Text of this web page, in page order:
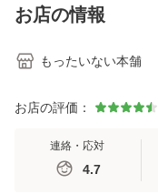
恵 藤本幸三 / 南江
堂 [単行
お店の情報
もったいない本舗
お店の評価：
連絡・応対
4.7